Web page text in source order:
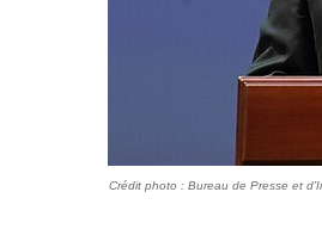
Crédit photo : Bureau de Presse et